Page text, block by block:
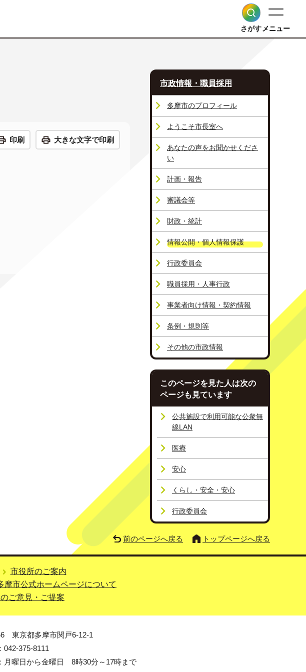
さがすメニュー
印刷 大きな文字で印刷
市政情報・職員採用
多摩市のプロフィール
ようこそ市長室へ
あなたの声をお聞かせくださ
い
計画・報告
審議会等
財政・統計
情報公開・個人情報保護
行政委員会
職員採用・人事行政
事業者向け情報・契約情報
条例・規則等
その他の市政情報
このページを見た人は次の
ページも見ています
公共施設で利用可能な公衆無
線LAN
医療
安心
くらし・安全・安心
行政委員会
前のページへ戻る トップページへ戻る
市役所のご案内
摩市公式ホームページについて
ご意見・ご提案
東京都多摩市関戸6-12-1
042-375-8111
月曜日から金曜日 8時30分～17時まで